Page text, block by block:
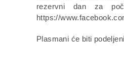
rezervni dan za
https://
Plasmani će biti